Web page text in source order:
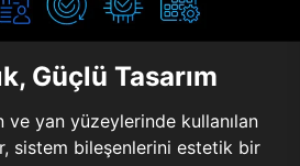
Güçlü Tasarım
ve yan yüzeylerinde kullanılan
sistem bileşenlerini estetik bir